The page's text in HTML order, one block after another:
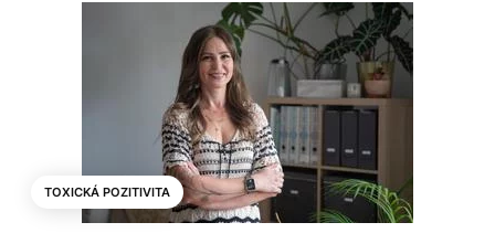
TOXICKÁ POZITIVITA